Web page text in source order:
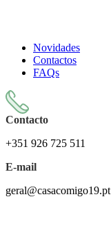
Novidades
Contactos
FAQs
Contacto
+351 926 725 511
E-mail
geral@casacomigo19.pt